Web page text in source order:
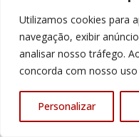
Utilizamos cookies para
navegação, exibir
analisar nosso tráfego.
concorda com nosso
Personalizar